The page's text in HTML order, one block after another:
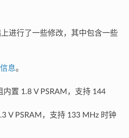
进行了一些修改，其中包含一些
息。
置 1.8 V PSRAM，支持 144
V PSRAM，支持 133 MHz 时钟